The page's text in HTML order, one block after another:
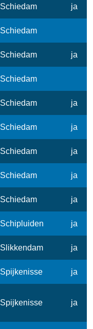
Schiedam ja
Schiedam
Schiedam ja
Schiedam
Schiedam ja
Schiedam ja
Schiedam ja
Schiedam ja
Schiedam ja
Schipluiden ja
Slikkendam ja
Spijkenisse ja
Spijkenisse ja